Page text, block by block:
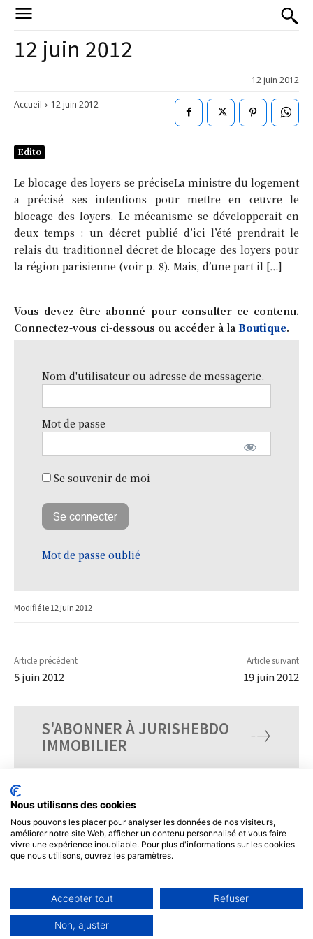
12 juin 2012
12 juin 2012
Accueil 12 juin 2012
Edito
Le blocage des loyers se préciseLa ministre du logement
a précisé ses intentions pour mettre en œuvre le
blocage des loyers. Le mécanisme se développerait en
deux temps : un décret publié d’ici l’été prendrait le
relais du traditionnel décret de blocage des loyers pour
la région parisienne (voir p. 8). Mais, d’une part il […]
Vous devez être abonné pour consulter ce contenu.
Connectez-vous ci-dessous ou accéder à la Boutique.
Nom d'utilisateur ou adresse de messagerie.
Mot de passe
Se souvenir de moi
Mot de passe oublié
Modifié le12 juin 2012
Article précédent
5 juin 2012
Article suivant
19 juin 2012
S'ABONNER À JURISHEBDO
IMMOBILIER
Nous utilisons des cookies
Nous pouvons les placer pour analyser les données de nos visiteurs,
améliorer notre site Web, afficher un contenu personnalisé et vous faire
vivre une expérience inoubliable. Pour plus d'informations sur les cookies
que nous utilisons, ouvrez les paramètres.
Accepter tout Refuser
Non, ajuster